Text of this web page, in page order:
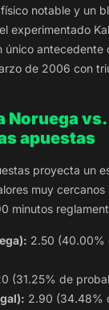
notable y un
experimentado
único antecedente
de 2006 con
Noruega
apuestas
proyecta un
muy
minutos
2.50 (40.00%
(31.25% de
2.90 (34.48%